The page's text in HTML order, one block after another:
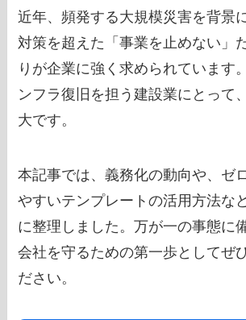
近年、頻発する大規模災害を背景
対策を超えた「事業を止めない」
りが企業に強く求められています
ンフラ復旧を担う建設業にとって
大です。
本記事では、義務化の動向や、ゼ
やすいテンプレートの活用方法な
に整理しました。万が一の事態に
会社を守るための第一歩としてぜ
ださい。